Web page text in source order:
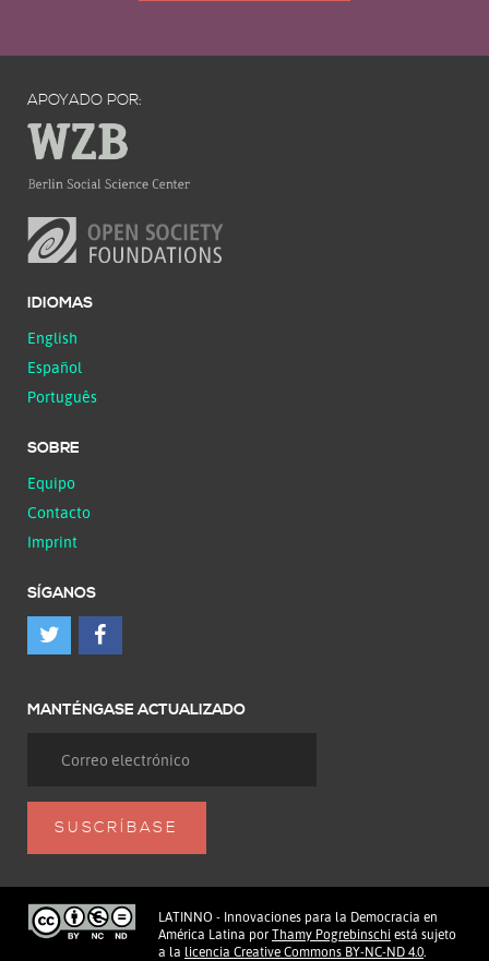
APOYADO POR:
IDIOMAS
English
Español
Português
SOBRE
Equipo
Contacto
Imprint
SÍGANOS
MANTÉNGASE ACTUALIZADO
LATINNO - Innovaciones para la Democracia en
América Latina por Thamy Pogrebinschi está sujeto
a la licencia Creative Commons BY-NC-ND 4.0.